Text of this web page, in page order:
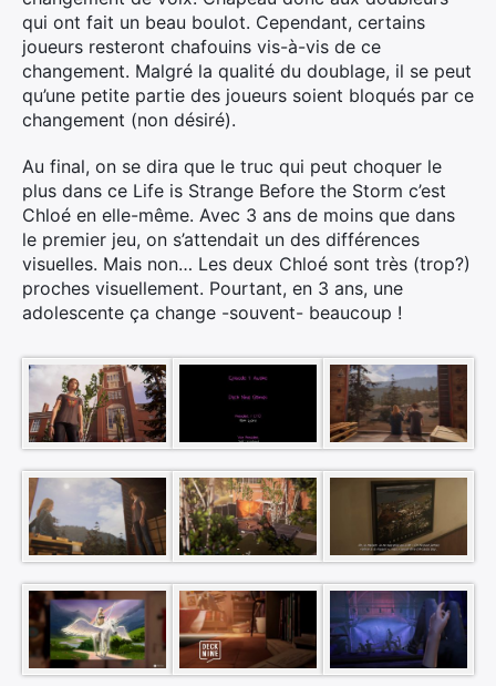
qui ont fait un beau boulot. Cependant, certains
joueurs resteront chafouins vis-à-vis de ce
changement. Malgré la qualité du doublage, il se peut
qu’une petite partie des joueurs soient bloqués par ce
changement (non désiré).
Au final, on se dira que le truc qui peut choquer le
plus dans ce Life is Strange Before the Storm c’est
Chloé en elle-même. Avec 3 ans de moins que dans
le premier jeu, on s’attendait un des différences
visuelles. Mais non… Les deux Chloé sont très (trop?)
proches visuellement. Pourtant, en 3 ans, une
adolescente ça change -souvent- beaucoup !